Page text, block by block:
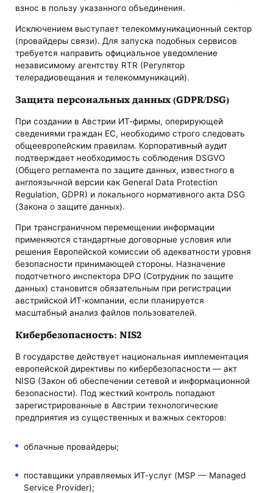
взнос в пользу указанного объединения.
Исключением выступает телекоммуникационный сектор
(провайдеры связи). Для запуска подобных сервисов
требуется направить официальное уведомление
независимому агентству RTR (Регулятор
телерадиовещания и телекоммуникаций).
Защита персональных данных (GDPR/DSG)
При создании в Австрии ИТ-фирмы, оперирующей
сведениями граждан ЕС, необходимо строго следовать
общеевропейским правилам. Корпоративный аудит
подтверждает необходимость соблюдения DSGVO
(Общего регламента по защите данных, известного в
англоязычной версии как General Data Protection
Regulation, GDPR) и локального нормативного акта DSG
(Закона о защите данных).
При трансграничном перемещении информации
применяются стандартные договорные условия или
решения Европейской комиссии об адекватности уровня
безопасности принимающей стороны. Назначение
подотчетного инспектора DPO (Сотрудник по защите
данных) становится обязательным при регистрации
австрийской ИТ-компании, если планируется
масштабный анализ файлов пользователей.
Кибербезопасность: NIS2
В государстве действует национальная имплементация
европейской директивы по кибербезопасности — акт
NISG (Закон об обеспечении сетевой и информационной
безопасности). Под жесткий контроль попадают
зарегистрированные в Австрии технологические
предприятия из существенных и важных секторов:
облачные провайдеры;
поставщики управляемых ИТ-услуг (MSP — Managed
Service Provider);